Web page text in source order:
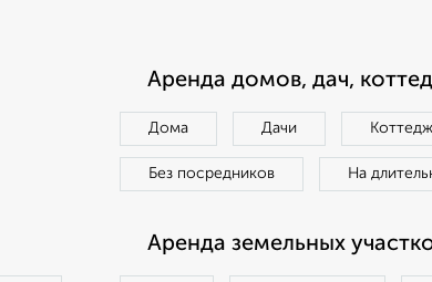
Аренда домов, дач,
Дома Дачи
Без посредников На
Аренда земельных